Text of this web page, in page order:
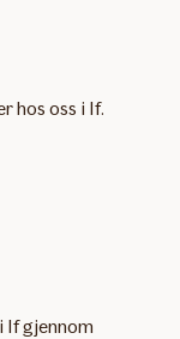
hos oss i If.
If gjennom